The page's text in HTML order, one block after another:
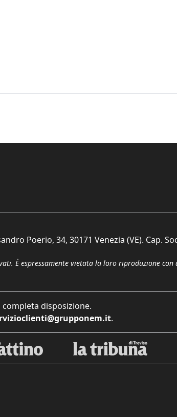
Poerio, 34, 30171 Venezia (VE). Cap.
È espressamente vietata la loro riproduzione
disposizione.
.